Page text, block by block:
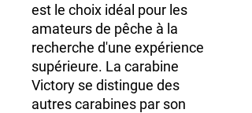
est le choix idéal pour les
amateurs de pêche à la
recherche d'une expérience
supérieure. La carabine
Victory se distingue des
autres carabines par son